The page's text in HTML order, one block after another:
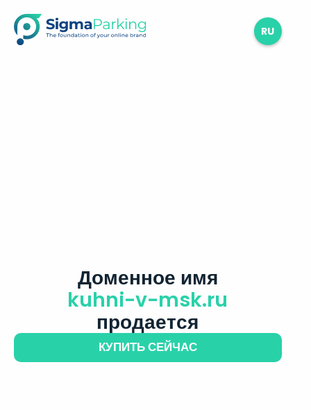
RU
Доменное имя
kuhni-v-msk.ru
продается
КУПИТЬ СЕЙЧАС